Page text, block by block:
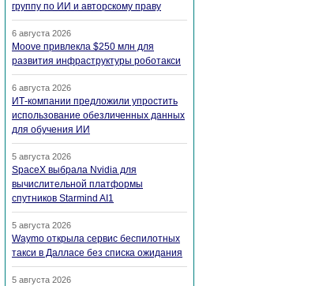
группу по ИИ и авторскому праву
6 августа 2026
Moove привлекла $250 млн для
развития инфраструктуры роботакси
6 августа 2026
ИТ-компании предложили упростить
использование обезличенных данных
для обучения ИИ
5 августа 2026
SpaceX выбрала Nvidia для
вычислительной платформы
спутников Starmind AI1
5 августа 2026
Waymo открыла сервис беспилотных
такси в Далласе без списка ожидания
5 августа 2026